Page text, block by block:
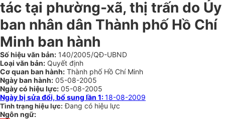
tác tại phường-xã, thị trấn do Ủy
ban nhân dân Thành phố Hồ Chí
Minh ban hành
Số hiệu văn bản: 140/2005/QĐ-UBND
Loại văn bản: Quyết định
Cơ quan ban hành: Thành phố Hồ Chí Minh
Ngày ban hành: 05-08-2005
Ngày có hiệu lực: 05-08-2005
Ngày bị sửa đổi, bổ sung lần 1:18-08-2009
Tình trạng hiệu lực: Đang có hiệu lực
Ngôn ngữ: